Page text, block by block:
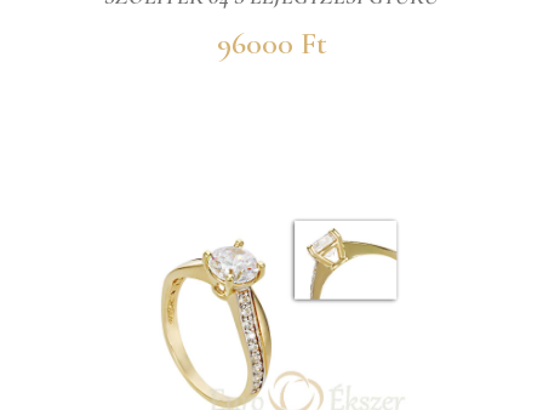
96000 Ft